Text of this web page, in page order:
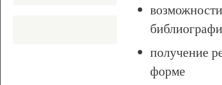
получение
форме